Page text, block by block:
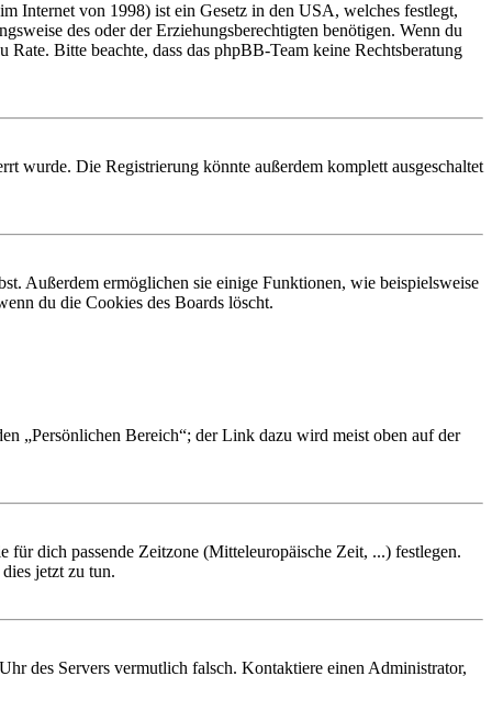
Internet von 1998) ist ein Gesetz in den USA, welches festlegt,
des oder der Erziehungsberechtigten benötigen. Wenn du
Bitte beachte, dass das phpBB-Team keine Rechtsberatung
wurde. Die Registrierung könnte außerdem komplett ausgeschaltet
Außerdem ermöglichen sie einige Funktionen, wie beispielsweise
du die Cookies des Boards löscht.
„Persönlichen Bereich“; der Link dazu wird meist oben auf der
dich passende Zeitzone (Mitteleuropäische Zeit, ...) festlegen.
jetzt zu tun.
des Servers vermutlich falsch. Kontaktiere einen Administrator,